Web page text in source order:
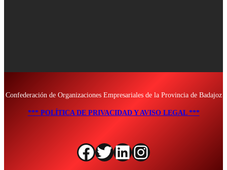
Confederación de Organizaciones Empresariales de la Provincia de Badajoz
*** POLÍTICA DE PRIVACIDAD Y AVISO LEGAL ***
Facebook Twitter LinkedIn Instagram